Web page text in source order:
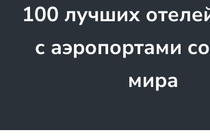
100 лучших
с аэропортами
мира